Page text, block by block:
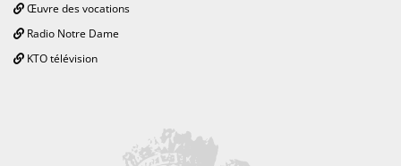
Œuvre des vocations
Radio Notre Dame
KTO télévision